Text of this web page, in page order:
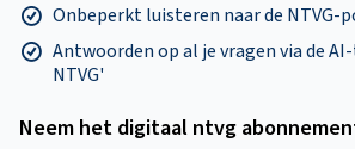
Onbeperkt luisteren naar de NTVG-
Antwoorden op al je vragen via de
NTVG'
Neem het digitaal ntvg